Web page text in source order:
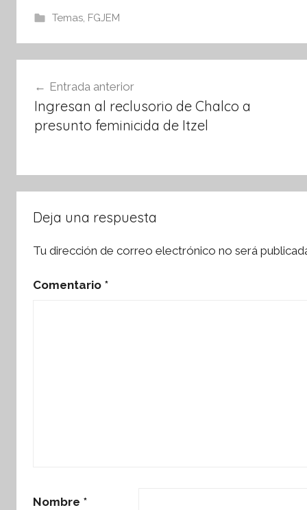
e
b
o
o
k
er s
A
p
p
Temas, FGJEM
de
entradas
Entrada anterior
Ingresan al reclusorio de Chalco a
presunto feminicida de Itzel
Deja una respuesta
Tu dirección de correo electrónico no será
Comentario *
Nombre *